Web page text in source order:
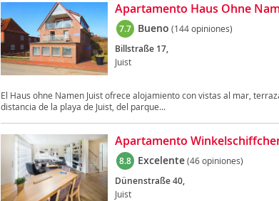
Apartamento Haus Ohne
7.7 Bueno (144 opiniones)
Billstraße 17,
Juist
El Haus ohne Namen Juist ofrece alojamiento con vistas al mar,
distancia de la playa de Juist, del parque...
Apartamento
8.8 Excelente(46 opiniones)
Dünenstraße 40,
Juist